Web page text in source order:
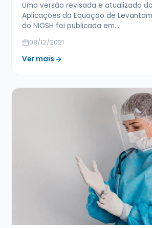
Uma versão revisada e atualizada
Aplicações da Equação de
do NIOSH foi publicada em…
08/12/2021
Ver mais